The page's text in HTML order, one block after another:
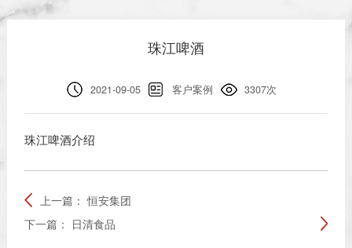
珠江啤酒
2021-09-05 客户案例 3307次
珠江啤酒介绍
上一篇： 恒安集团
下一篇： 日清食品